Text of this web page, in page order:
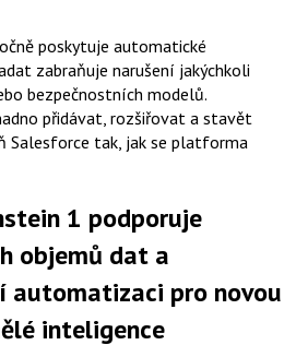
poskytuje automatické
zabraňuje narušení jakýchkoli
bezpečnostních modelů.
přidávat, rozšiřovat a stavět
Salesforce tak, jak se platforma
1 podporuje
objemů dat a
automatizaci pro novou
inteligence